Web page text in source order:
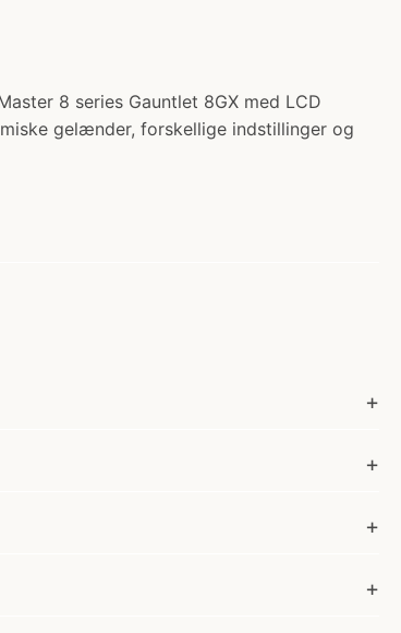
8 series Gauntlet 8GX med LCD
gelænder, forskellige indstillinger og